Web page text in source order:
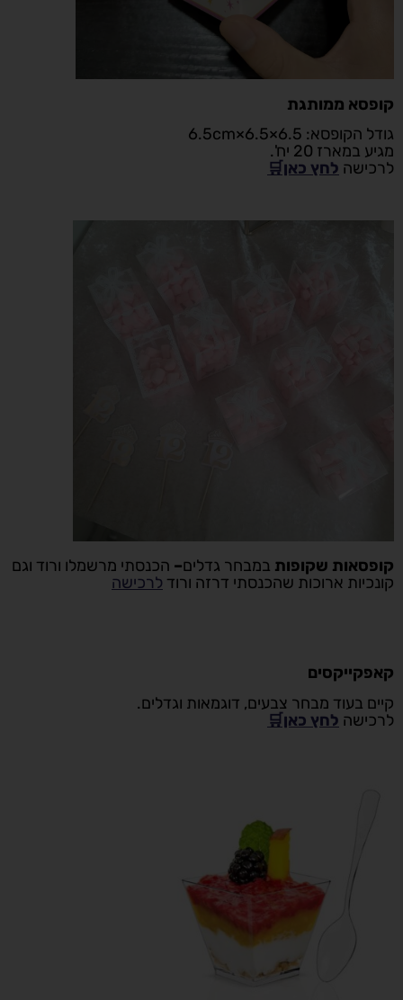
קופסא ממותגת
גודל הקופסא: 6.5×6.5×6.5cm
מגיע במארז 20 יח'.
לרכישה לחץ כאן🛒
קופסאות שקופות במבחר גדלים– הכנסתי מרשמלו ורוד וגם
קונכיות ארוכות שהכנסתי דרזה ורוד לרכישה
קאפקייקסים
קיים בעוד מבחר צבעים, דוגמאות וגדלים.
לרכישה לחץ כאן🛒